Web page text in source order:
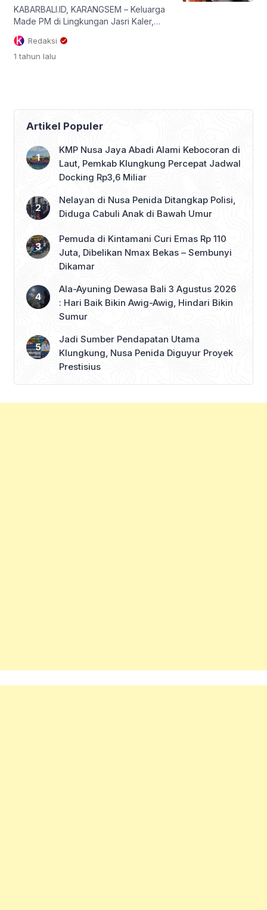
Lapangan […]
KABARBALI.ID, KARANGSEM – Keluarga
Made PM di Lingkungan Jasri Kaler,
Kelurahan Subagan,
Kecamatan/Kabupaten Karangasem
syok mendengar kematian korban
Minggu (13/7/2025), menyisakan tanda
Kaler, I Wayan Sidra, yang juga kerabat
[…]
Redaksi
1 tahun lalu
Artikel Populer
KMP Nusa Jaya Abadi Alami Kebocoran di
Laut, Pemkab Klungkung Percepat Jadwal
Docking Rp3,6 Miliar
Nelayan di Nusa Penida Ditangkap Polisi,
Diduga Cabuli Anak di Bawah Umur
Pemuda di Kintamani Curi Emas Rp 110
Juta, Dibelikan Nmax Bekas – Sembunyi
Dikamar
Ala-Ayuning Dewasa Bali 3 Agustus 2026
: Hari Baik Bikin Awig-Awig, Hindari Bikin
Sumur
Jadi Sumber Pendapatan Utama
Klungkung, Nusa Penida Diguyur Proyek
Prestisius